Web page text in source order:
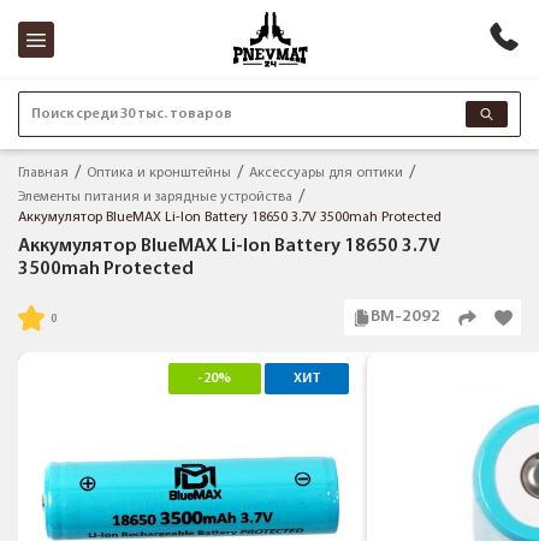
Поиск среди 30 тыс. товаров
Главная Оптика и кронштейны
Аксессуары для оптики
Элементы питания и зарядные устройства
Аккумулятор BlueMAX Li-Ion Battery 18650 3.7V 3500mah Protected
Аккумулятор BlueMAX Li-Ion Battery 18650 3.7V
3500mah Protected
BM-2092
-20% ХИТ